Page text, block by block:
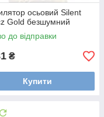
осьовий Silent
Gold безшумний
до відправки
₴
Купити